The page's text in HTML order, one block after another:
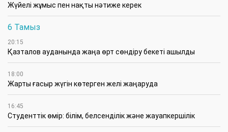
Жүйелі жұмыс пен нақты нәтиже керек
6 Тамыз
20:15
Қазталов ауданында жаңа өрт сөндіру бекеті ашылды
18:00
Жарты ғасыр жүгін көтерген желі жаңаруда
16:45
Студенттік өмір: білім, белсенділік және жауапкершілік